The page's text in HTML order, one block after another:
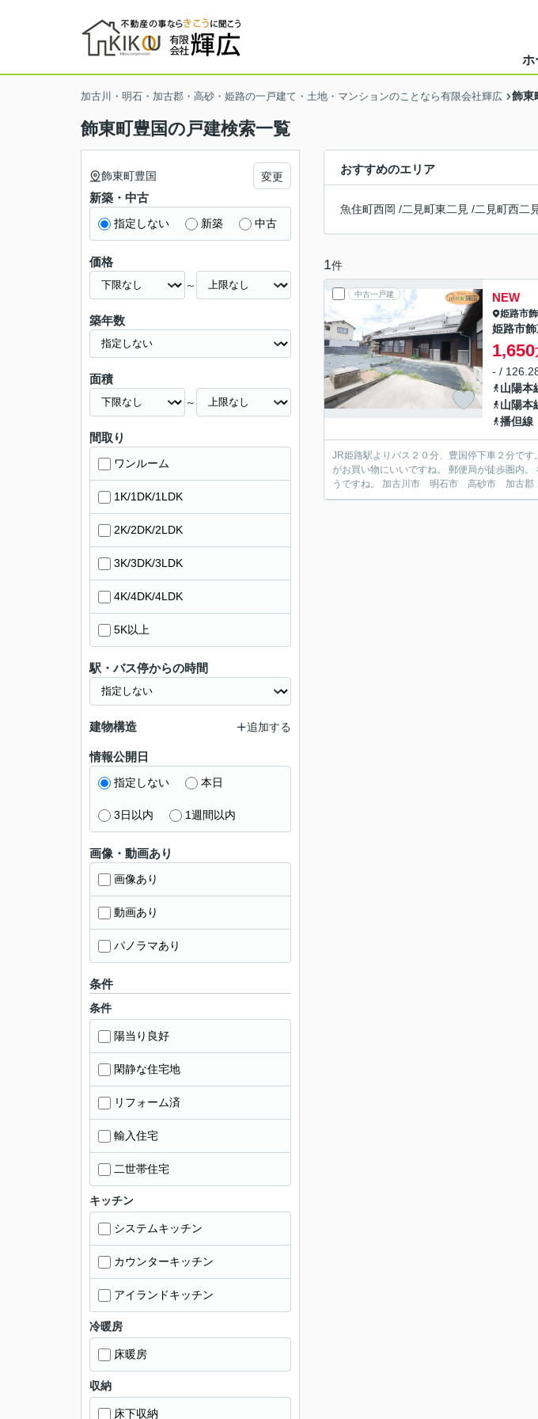
ホ
加古川・明石・加古郡・高砂・姫路の一戸建て・土地・マンションのことなら有限会社輝広 飾東
飾東町豊国の戸建検索一覧
おすすめのエリア
魚住町西岡 /二見町東二見 /二見町西二
1件
中古一戸建 NEW
姫路市
姫路市
1,650
- /
山陽本
山陽本
播但線
JR姫路駅よりバス２０分、豊国停下車２分で
がお買い物にいいですね。 郵便局が徒歩圏内
うですね。 加古川市 明石市 高砂市 加古郡
飾東町豊国 変更
新築・中古
指定しない 新築 中古
価格
～
築年数
面積
～
間取り
ワンルーム
1K/1DK/1LDK
2K/2DK/2LDK
3K/3DK/3LDK
4K/4DK/4LDK
5K以上
駅・バス停からの時間
建物構造 追加する
情報公開日
指定しない 本日
3日以内 1週間以内
画像・動画あり
画像あり
動画あり
パノラマあり
条件
条件
陽当り良好
閑静な住宅地
リフォーム済
輸入住宅
二世帯住宅
キッチン
システムキッチン
カウンターキッチン
アイランドキッチン
冷暖房
床暖房
収納
床下収納